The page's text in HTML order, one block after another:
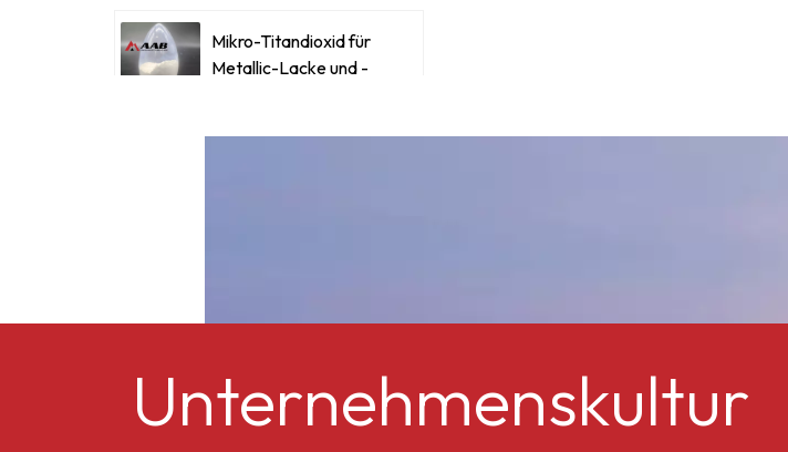
in Automobil- und
Mikro-Titandioxid für
Metallic-Lacke und -
Mikro-Titandioxid MT-
Unternehmenskultur